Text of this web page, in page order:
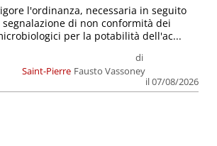
Saint-Pierre
di
Fausto Vassoney
il 07/08/2026
l'ordinanza, necessaria in seguito
di non conformità dei
per la potabilità dell'ac...